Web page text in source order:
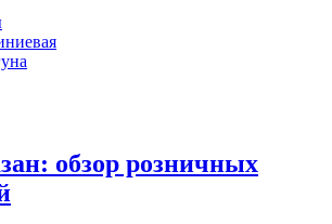
обзор розничных